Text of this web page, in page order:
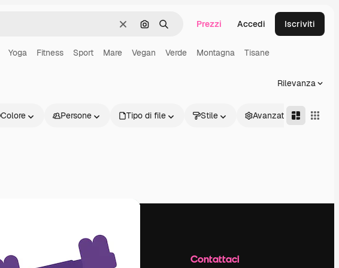
CancellaCerca per immagine
Ricerca Prezzi Accedi Iscriviti
Yoga Fitness Sport Mare Vegan Verde Montagna Tisane
Rilevanza
Colore Persone Tipo di file Stile Avanzate
Inizia Azienda Contattaci